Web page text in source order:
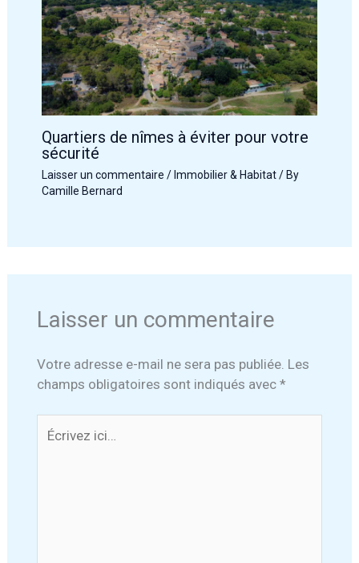
Quartiers de nîmes à éviter pour votre
sécurité
Laisser un commentaire / Immobilier & Habitat/ By
Camille Bernard
Laisser un commentaire
Votre adresse e-mail ne sera pas publiée. Les
champs obligatoires sont indiqués avec *
ici…